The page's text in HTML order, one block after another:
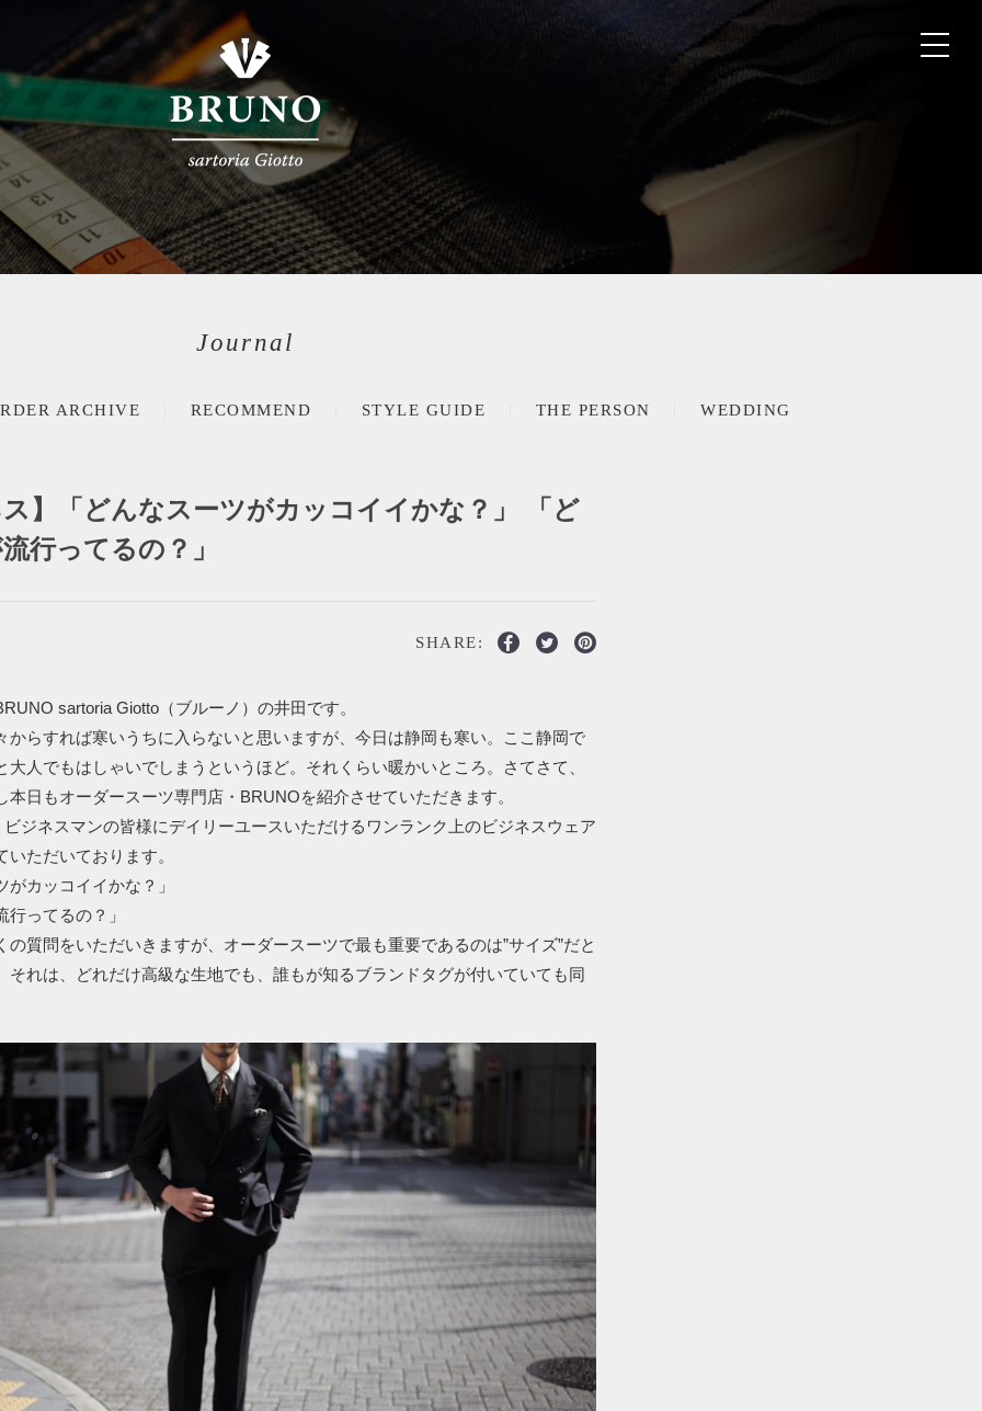
Journal
ARCHIVE RECOMMEND STYLE GUIDE THE PERSON WEDDING
】「どんなスーツがカッコイイかな？」 「ど
行ってるの？」
SHARE:
sartoria Giotto（ブルーノ）の井田です。
からすれば寒いうちに入らないと思いますが、今日は静岡も寒い。ここ静岡で
大人でもはしゃいでしまうというほど。それくらい暖かいところ。さてさて、
本日もオーダースーツ専門店・BRUNOを紹介させていただきます。
ジネスマンの皆様にデイリーユースいただけるワンランク上のビジネスウェア
いただいております。
がカッコイイかな？」
ってるの？」
の質問をいただいきますが、オーダースーツで最も重要であるのは”サイズ”だと
それは、どれだけ高級な生地でも、誰もが知るブランドタグが付いていても同